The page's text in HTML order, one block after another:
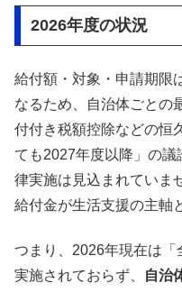
2026年度の状況
給付額・対象・申請期限
なるため、自治体ごとの
付付き税額控除などの恒
ても2027年度以降」の
律実施は見込まれていま
給付金が生活支援の主軸
つまり、2026年現在は
実施されておらず、
自治